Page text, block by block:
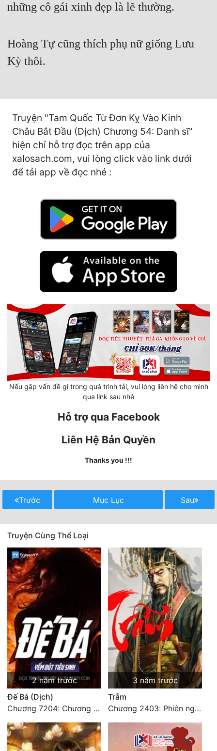
Xa Lộ Dịch
Cung Đấu
Cạnh Kỹ
Du Hí
Dã Sử
Dị Giới
Hài Hước
Hệ Thống
Học Đường
Khoa Huyễn
Lịch Sử
Mưu Mô
Mạt Thế
Mỹ Thực
Ngôn Tình
Ngược
Nữ Cường
Nữ Phụ
Phong Thủy - Tâm Linh
Phương Tây
Phản Phái
Quan Trường
những cô gái xinh đẹp là lẽ thường.
Hoàng Tự cũng thích phụ nữ giống Lưu
Kỳ thôi.
Truyện "Tam Quốc Từ Đơn Kỵ Vào Kinh
Châu Bắt Đầu (Dịch) Chương 54: Danh sĩ"
hiện chỉ hỗ trợ đọc trên app của
xalosach.com, vui lòng click vào link dưới
để tải app về đọc nhé :
Nếu gặp vấn đề gì trong quá trình tải, vui lòng liên hệ cho mình
qua link sau nhé
Hỗ trợ qua Facebook
Liên Hệ Bản Quyền
Thanks you !!!
Trước Mục Lục Sau
Truyện Cùng Thể Loại
2 năm trước
Đế Bá (Dịch)
Chương 7204: Chương 7204
3 năm trước
Trẫm
Chương 2403: Phiên ngoại (10c)